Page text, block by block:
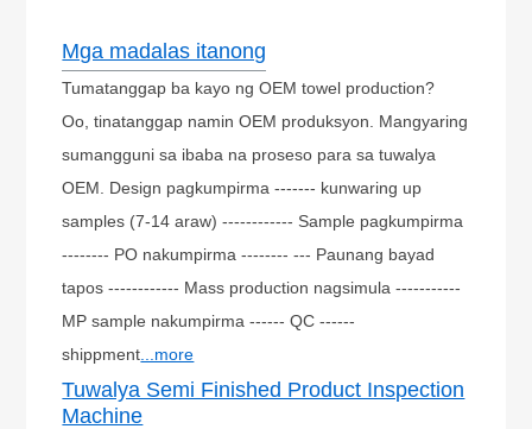
Mga madalas itanong
Tumatanggap ba kayo ng OEM towel production?
Oo, tinatanggap namin OEM produksyon. Mangyaring
sumangguni sa ibaba na proseso para sa tuwalya
OEM. Design pagkumpirma ------- kunwaring up
samples (7-14 araw) ------------ Sample pagkumpirma
-------- PO nakumpirma -------- --- Paunang bayad
tapos ------------ Mass production nagsimula -----------
MP sample nakumpirma ------ QC ------
shippment ...more
Tuwalya Semi Finished Product Inspection
Machine